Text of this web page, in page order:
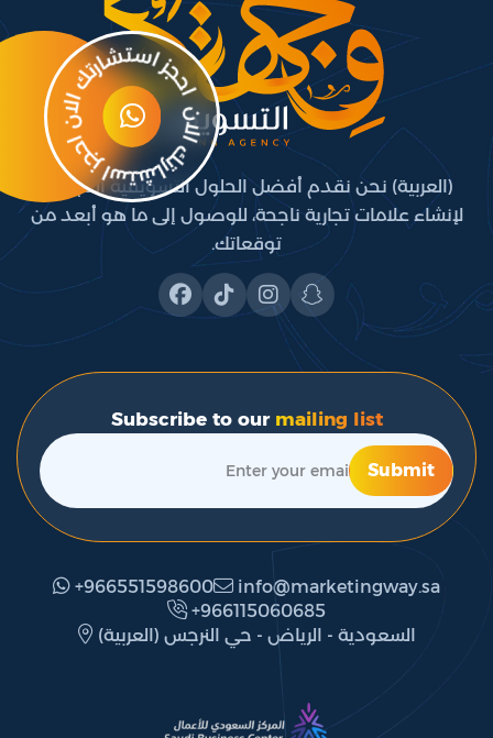
(العربية) نحن نقدم أفضل الحلول التسويقية المبتكرة،
لإنشاء علامات تجارية ناجحة، للوصول إلى ما هو أبعد من
توقعاتك.
Subscribe to our mailing list
Submit
info@marketingway.sa
+966551598600
‎+966115060685
(العربية) السعودية - الرياض - حي النرجس